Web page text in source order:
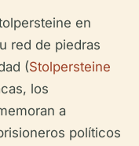
en
red de piedras
(Stolpersteine
los
a
políticos